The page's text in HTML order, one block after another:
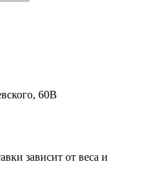
60В
зависит от веса и